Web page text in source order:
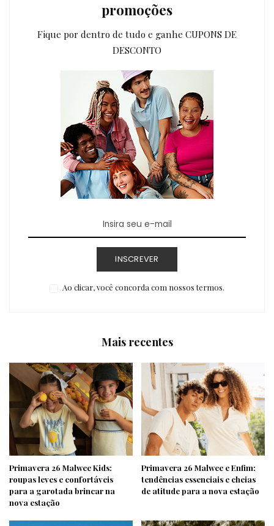
promoções
Fique por dentro de tudo e ganhe CUPONS DE
DESCONTO
INSCREVER
Ao clicar, você concorda com nossos termos.
Mais recentes
Primavera 26 Malwee Kids:
roupas leves e confortáveis
para a garotada brincar na
nova estação
Primavera 26 Malwee e Enfim:
tendências essenciais e cheias
de atitude para a nova estação